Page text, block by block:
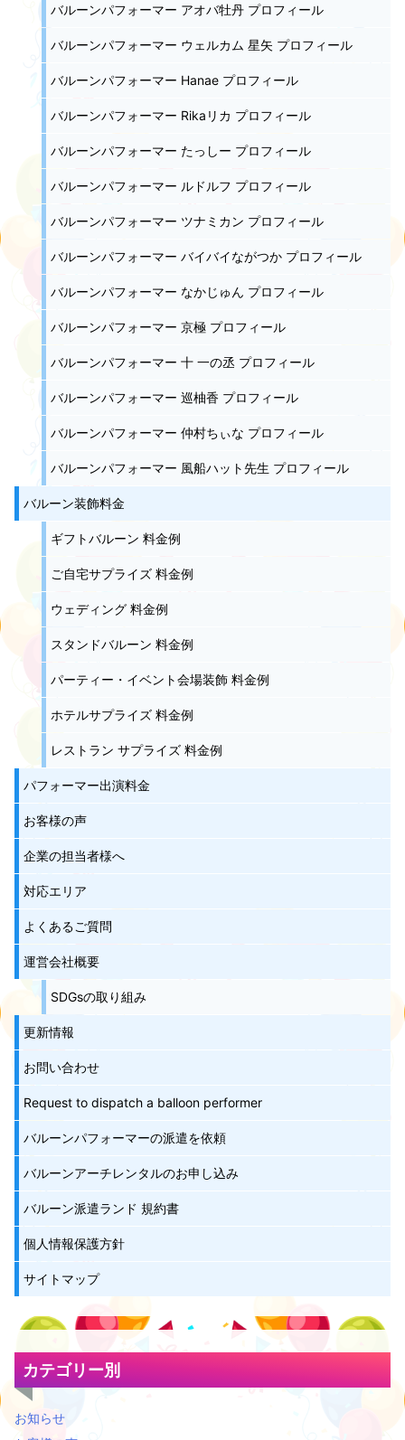
バルーンパフォーマー アオバ牡丹 プロフィール
バルーンパフォーマー ウェルカム 星矢 プロフィール
バルーンパフォーマー Hanae プロフィール
バルーンパフォーマー Rikaリカ プロフィール
バルーンパフォーマー たっしー プロフィール
バルーンパフォーマー ルドルフ プロフィール
バルーンパフォーマー ツナミカン プロフィール
バルーンパフォーマー バイバイながつか プロフィール
バルーンパフォーマー なかじゅん プロフィール
バルーンパフォーマー 京極 プロフィール
バルーンパフォーマー 十 一の丞 プロフィール
バルーンパフォーマー 巡柚香 プロフィール
バルーンパフォーマー 仲村ちぃな プロフィール
バルーンパフォーマー 風船ハット先生 プロフィール
バルーン装飾料金
ギフトバルーン 料金例
ご自宅サプライズ 料金例
ウェディング 料金例
スタンドバルーン 料金例
パーティー・イベント会場装飾 料金例
ホテルサプライズ 料金例
レストラン サプライズ 料金例
パフォーマー出演料金
お客様の声
企業の担当者様へ
対応エリア
よくあるご質問
運営会社概要
SDGsの取り組み
更新情報
お問い合わせ
Request to dispatch a balloon performer
バルーンパフォーマーの派遣を依頼
バルーンアーチレンタルのお申し込み
バルーン派遣ランド 規約書
個人情報保護方針
サイトマップ
カテゴリー別
お知らせ